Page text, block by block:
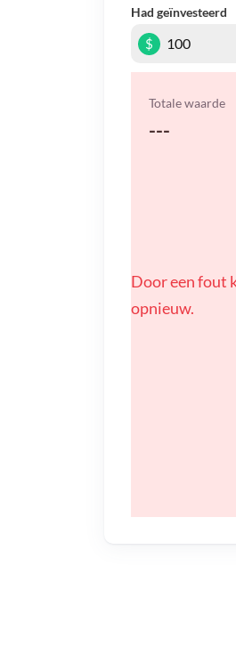
Had geïnvesteerd
$
Totale waarde
---
Door een fout
opnieuw.